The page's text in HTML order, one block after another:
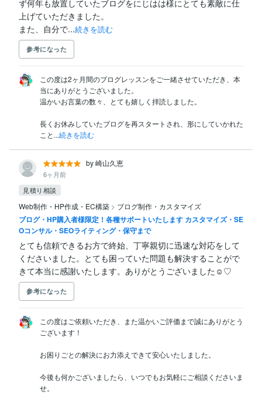
ず何年も放置していたブログをにじはは様にとても素敵に仕
上げていただきました。
また、自分で...続きを読む
参考になった
この度は2ヶ月間のブログレッスンをご一緒させていただき、本
当にありがとうございました。
温かいお言葉の数々、とても嬉しく拝読しました。
長くお休みしていたブログを再スタートされ、形にしていかれた
こと...続きを読む
by 崎山久恵
6ヶ月前
見積り相談
Web制作・HP作成・EC構築 > ブログ制作・カスタマイズ
ブログ・HP購入者様限定！各種サポートいたします カスタマイズ・SE
Oコンサル・SEOライティング・保守まで
とても信頼できるお方で終始、丁寧親切に迅速な対応をして
くださいました。とても困っていた問題も解決することがで
きて本当に感謝いたします。ありがとうございました☺︎♡
参考になった
この度はご依頼いただき、また温かいご評価まで誠にありがとう
ございます！
お困りごとの解決にお力添えできて安心いたしました。
今後も何かございましたら、いつでもお気軽にご相談くださいま
せ。